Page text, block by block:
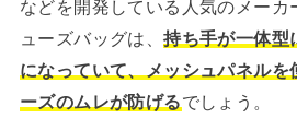
などを開発している人気のメーカ
ューズバッグは、持ち手が一体型
になっていて、メッシュパネルを
ーズのムレが防げるでしょう。